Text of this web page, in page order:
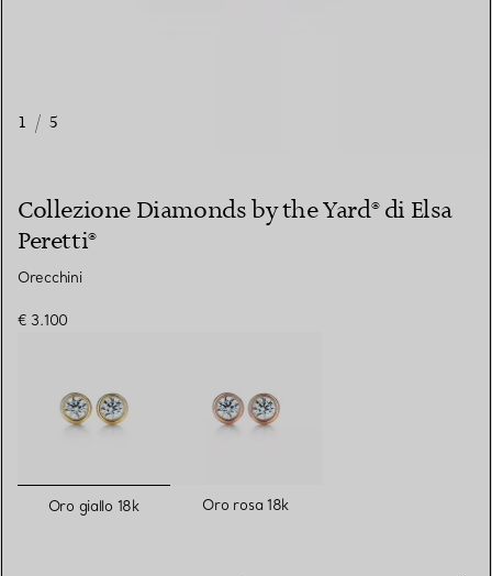
1 / 5
Collezione Diamonds by the Yard® di Elsa
Peretti®
Orecchini
€ 3.100
selezionato/i
Oro giallo 18k Oro rosa 18k